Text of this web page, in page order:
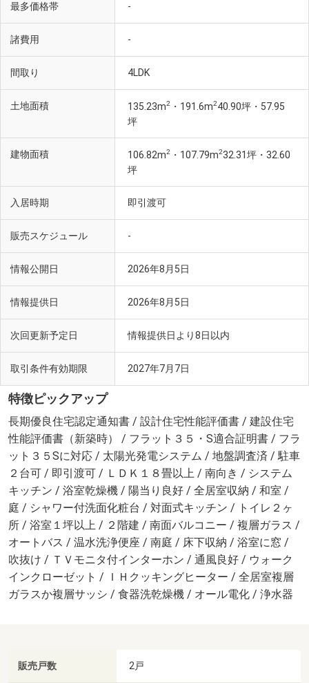
最多価格帯 -
諸費用 -
間取り 4LDK
土地面積 135.23m2 ・191.6m240.90坪・57.95
坪
建物面積 106.82m2 ・107.79m232.31坪・32.60
坪
入居時期 即引渡可
販売スケジュール -
情報公開日 2026年8月5日
情報提供日 2026年8月5日
次回更新予定日 情報提供日より8日以内
取引条件有効期限 2027年7月7日
特徴ピックアップ
長期優良住宅認定通知書 / 設計住宅性能評価書 / 建設住宅
性能評価書（新築時） / フラット３５・S適合証明書 / フラ
ット３５Sに対応 / 太陽光発電システム / 地盤調査済 / 駐車
２台可 / 即引渡可 / ＬＤＫ１８畳以上 / 南向き / システム
キッチン / 浴室乾燥機 / 陽当り良好 / 全居室収納 / 和室 /
庭 / シャワー付洗面化粧台 / 対面式キッチン / トイレ２ヶ
所 / 浴室１坪以上 / ２階建 / 南面バルコニー / 複層ガラス /
オートバス / 温水洗浄便座 / 南庭 / 床下収納 / 浴室に窓 /
吹抜け / ＴＶモニタ付インターホン / 通風良好 / ウォーク
インクローゼット / ＩＨクッキングヒーター / 全居室複層
ガラスか複層サッシ / 食器洗乾燥機 / オール電化 / 浄水器
販売戸数 2戸